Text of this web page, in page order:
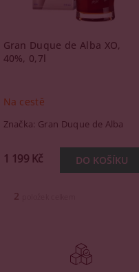
Gran Duque de Alba XO,
40%, 0,7l
Na cestě
Značka: Gran Duque de Alba
1 199 Kč
2